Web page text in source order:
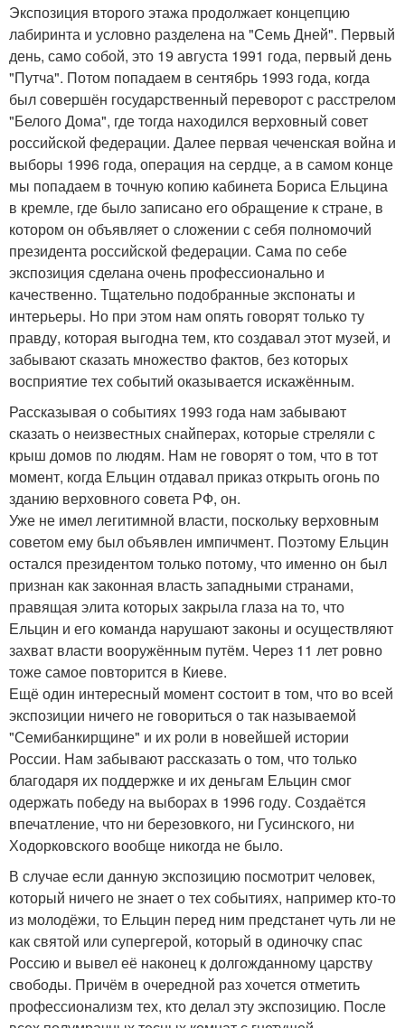
Экспозиция второго этажа продолжает концепцию
лабиринта и условно разделена на "Семь Дней". Первый
день, само собой, это 19 августа 1991 года, первый день
"Путча". Потом попадаем в сентябрь 1993 года, когда
был совершён государственный переворот с расстрелом
"Белого Дома", где тогда находился верховный совет
российской федерации. Далее первая чеченская война и
выборы 1996 года, операция на сердце, а в самом конце
мы попадаем в точную копию кабинета Бориса Ельцина
в кремле, где было записано его обращение к стране, в
котором он объявляет о сложении с себя полномочий
президента российской федерации. Сама по себе
экспозиция сделана очень профессионально и
качественно. Тщательно подобранные экспонаты и
интерьеры. Но при этом нам опять говорят только ту
правду, которая выгодна тем, кто создавал этот музей, и
забывают сказать множество фактов, без которых
восприятие тех событий оказывается искажённым.
Рассказывая о событиях 1993 года нам забывают
сказать о неизвестных снайперах, которые стреляли с
крыш домов по людям. Нам не говорят о том, что в тот
момент, когда Ельцин отдавал приказ открыть огонь по
зданию верховного совета РФ, он.
Уже не имел легитимной власти, поскольку верховным
советом ему был объявлен импичмент. Поэтому Ельцин
остался президентом только потому, что именно он был
признан как законная власть западными странами,
правящая элита которых закрыла глаза на то, что
Ельцин и его команда нарушают законы и осуществляют
захват власти вооружённым путём. Через 11 лет ровно
тоже самое повторится в Киеве.
Ещё один интересный момент состоит в том, что во всей
экспозиции ничего не говориться о так называемой
"Семибанкирщине" и их роли в новейшей истории
России. Нам забывают рассказать о том, что только
благодаря их поддержке и их деньгам Ельцин смог
одержать победу на выборах в 1996 году. Создаётся
впечатление, что ни березовкого, ни Гусинского, ни
Ходорковского вообще никогда не было.
В случае если данную экспозицию посмотрит человек,
который ничего не знает о тех событиях, например кто-то
из молодёжи, то Ельцин перед ним предстанет чуть ли не
как святой или супергерой, который в одиночку спас
Россию и вывел её наконец к долгожданному царству
свободы. Причём в очередной раз хочется отметить
профессионализм тех, кто делал эту экспозицию. После